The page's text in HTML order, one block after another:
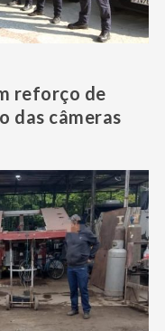
reforço de
das câmeras